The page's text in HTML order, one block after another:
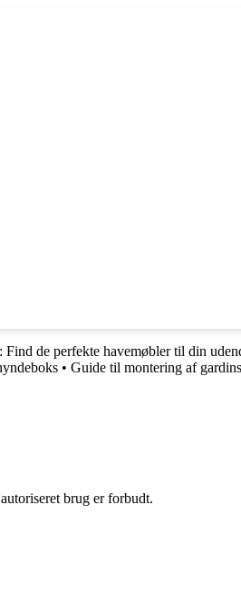
de perfekte havemøbler til din
• Guide til montering af
brug er forbudt.